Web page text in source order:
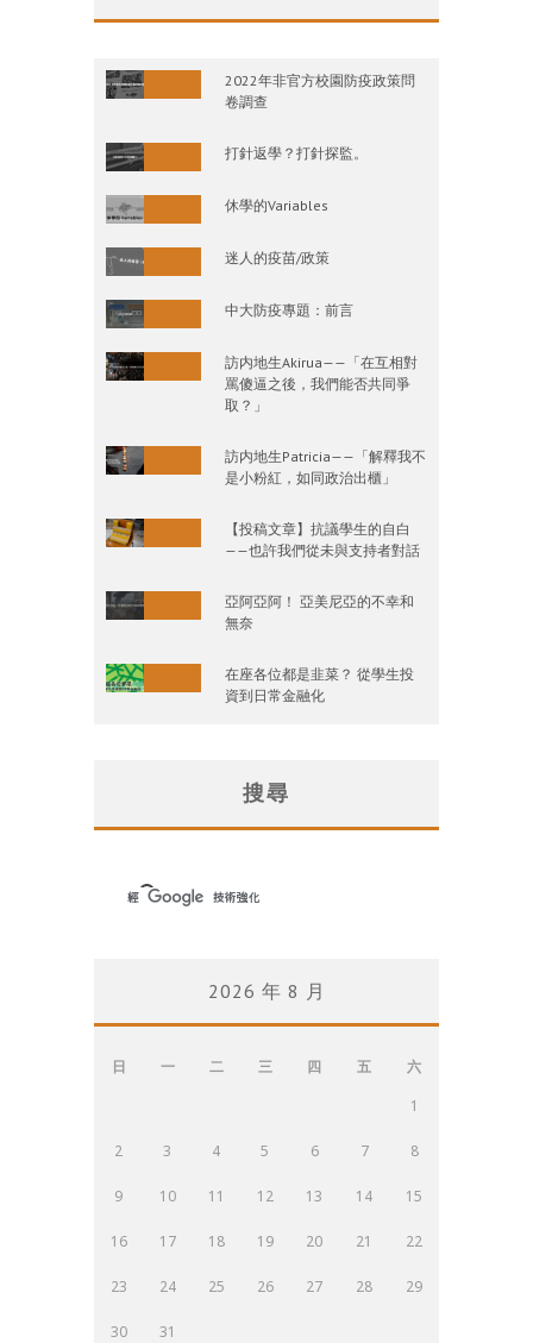
2022年非官方校園防疫政策問
卷調查
打針返學？打針探監。
休學的Variables
迷人的疫苗/政策
中大防疫專題：前言
訪内地生Akirua——「在互相對
罵傻逼之後，我們能否共同爭
取？」
訪内地生Patricia——「解釋我不
是小粉紅，如同政治出櫃」
【投稿文章】抗議學生的自白
——也許我們從未與支持者對話
亞阿亞阿！ 亞美尼亞的不幸和
無奈
在座各位都是韭菜？ 從學生投
資到日常金融化
搜尋
2026 年 8 月
日 一 二 三 四 五
六
1
2 3 4 5 6 7 8
9 10 11 12 13 14 15
16 17 18 19 20 21 22
23 24 25 26 27 28 29
30 31